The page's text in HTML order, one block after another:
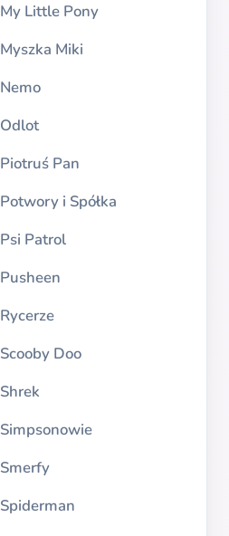
My Little Pony
Myszka Miki
Nemo
Odlot
Piotruś Pan
Potwory i Spółka
Psi Patrol
Pusheen
Rycerze
Scooby Doo
Shrek
Simpsonowie
Smerfy
Spiderman